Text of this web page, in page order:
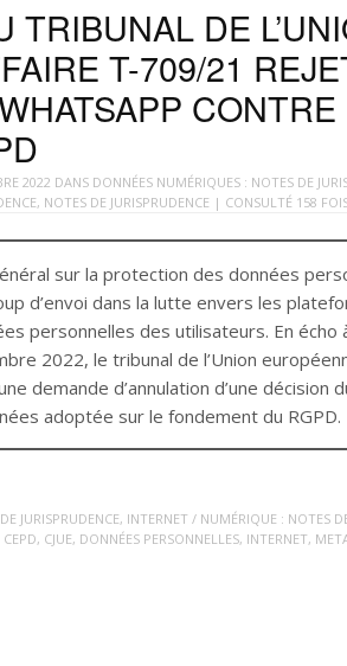
TRIBUNAL DE
T-709/21
2022 DANS DONNÉES NUMÉRIQUES : NOTES DE
, NOTES DE JURISPRUDENCE | CONSULTÉ 158
sur la protection des données
d’envoi dans la lutte envers les
personnelles des utilisateurs. En écho
2022, le tribunal de l’Union
demande d’annulation d’une décision
adoptée sur le fondement du RGPD.
JURISPRUDENCE, INTERNET / NUMÉRIQUE : NOTES
CEPD, CJUE, DONNÉES PERSONNELLES, INTERNET,